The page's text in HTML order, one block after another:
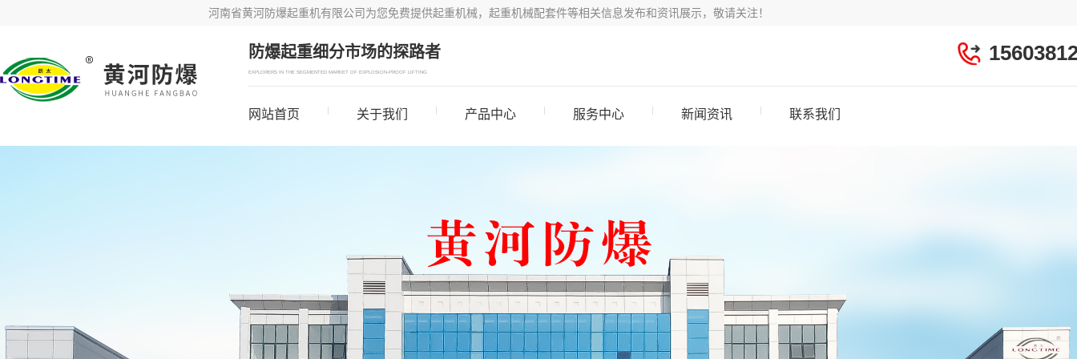
河南省黄河防爆起重机有限公司为您免费提供起重机械，起重机械配套件等相关信息发布和资讯展示，敬请关注！
防爆起重细分市场的探路者
EXPLORERS IN THE SEGMENTED MARKET OF EXPLOSION-PROOF LIFTING
网站首页 关于我们 产品中心 服务中心 新闻资讯 联系我们